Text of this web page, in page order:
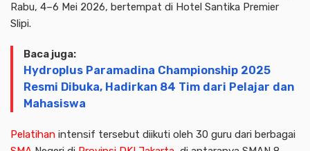
Rabu, 4–6 Mei 2026, bertempat di Hotel Santika Premier
Slipi.
Baca juga:
Hydroplus Paramadina Championship 2025
Resmi Dibuka, Hadirkan 84 Tim dari Pelajar dan
Mahasiswa
Pelatihan intensif tersebut diikuti oleh 30 guru dari berbagai